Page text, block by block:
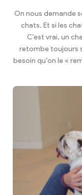
On nous demande
chats. Et si les
C’est vrai, un
retombe toujours
besoin qu’on le «